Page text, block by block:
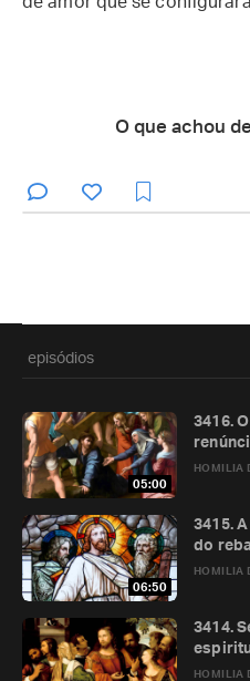
O que achou
episódios
05:00
HOMILIA
3416.
06:50
HOMILIA
3415.
do
HOMILIA
3414.